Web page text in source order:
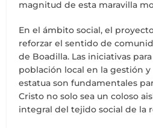
magnitud de esta maravilla
En el ámbito social, el
reforzar el sentido de
de Boadilla. Las iniciativas
población local en la gestión
estatua son fundamentales
Cristo no solo sea un coloso
integral del tejido social de la